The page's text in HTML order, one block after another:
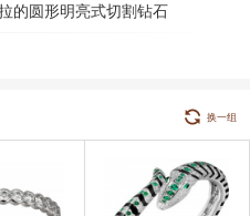
的圆形明亮式切割钻石
换一组